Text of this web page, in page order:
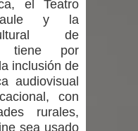
el Teatro
y la
de
tiene por
inclusión de
audiovisual
con
rurales,
sea usado